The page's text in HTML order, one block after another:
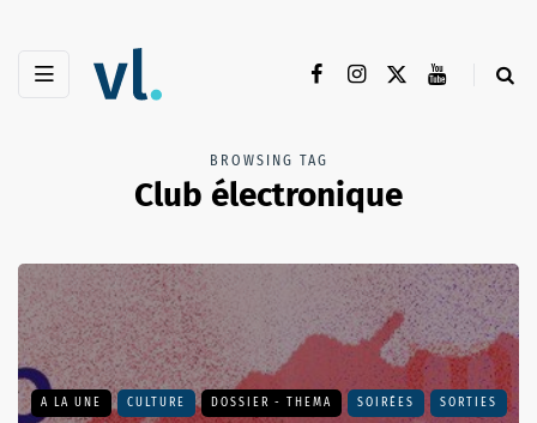
BROWSING TAG
Club électronique
A LA UNE CULTURE DOSSIER - THEMA SOIRÉES SORTIES